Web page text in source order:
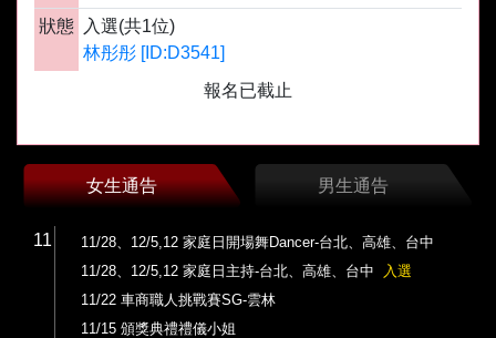
女生通告 男生通告
11
11/28、12/5,12 家庭日開場舞Dancer-台北、高雄、台中
11/28、12/5,12 家庭日主持-台北、高雄、台中
入選
11/22 車商職人挑戰賽SG-雲林
11/15 頒獎典禮禮儀小姐
狀態
入選(共1位)
林彤彤 [ID:D3541]
報名已截止